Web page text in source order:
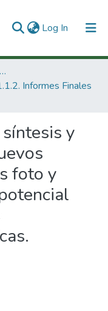
Log In (current)
1. Investigación Financiada con Recursos Públicos
Informes Finales
y
foto y